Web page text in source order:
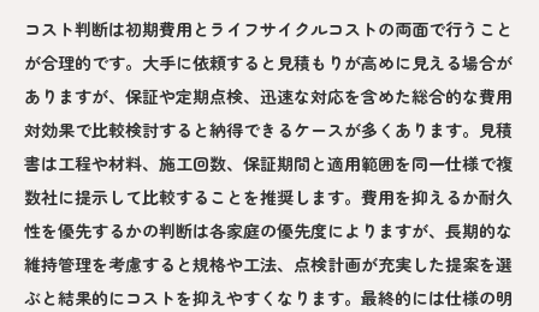
コスト判断は初期費用とライフサイクルコストの両面で行うこと
が合理的です。大手に依頼すると見積もりが高めに見える場合が
ありますが、保証や定期点検、迅速な対応を含めた総合的な費用
対効果で比較検討すると納得できるケースが多くあります。見積
書は工程や材料、施工回数、保証期間と適用範囲を同一仕様で複
数社に提示して比較することを推奨します。費用を抑えるか耐久
性を優先するかの判断は各家庭の優先度によりますが、長期的な
維持管理を考慮すると規格や工法、点検計画が充実した提案を選
ぶと結果的にコストを抑えやすくなります。最終的には仕様の明